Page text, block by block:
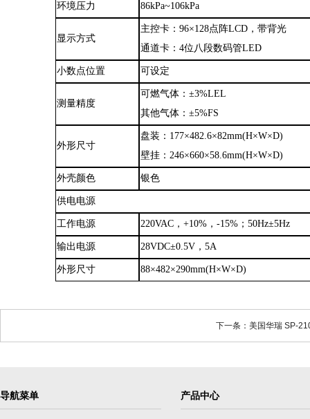
环境压力 86kPa~106kPa
显示方式
主控卡 ：96×128点阵LCD ，带背光
通道卡 ：4位八段数码管LED
小数点位置 可设定
测量精度
可燃气体 ：±3%LEL
其他气体 ：±5%FS
外形尺寸
盘装 ： 177×482.6×82mm(H×W×D)
壁挂 ：246×660×58.6mm(H×W×D)
外壳颜色 银色
供电电源
工作电源 220VAC ，+10% ，-15% ；50Hz±5Hz
输出电源 28VDC±0.5V ，5A
外形尺寸 88×482×290mm(H×W×D)
下一条：美国华瑞 SP-
导航菜单 产品中心